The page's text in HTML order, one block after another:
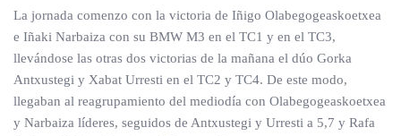
La jornada comenzo con la victoria de Iñigo Olabegogeaskoetxea
e Iñaki Narbaiza con su BMW M3 en el TC1 y en el TC3,
llevándose las otras dos victorias de la mañana el dúo Gorka
Antxustegi y Xabat Urresti en el TC2 y TC4. De este modo,
llegaban al reagrupamiento del mediodía con Olabegogeaskoetxea
y Narbaiza líderes, seguidos de Antxustegi y Urresti a 5,7 y Rafa